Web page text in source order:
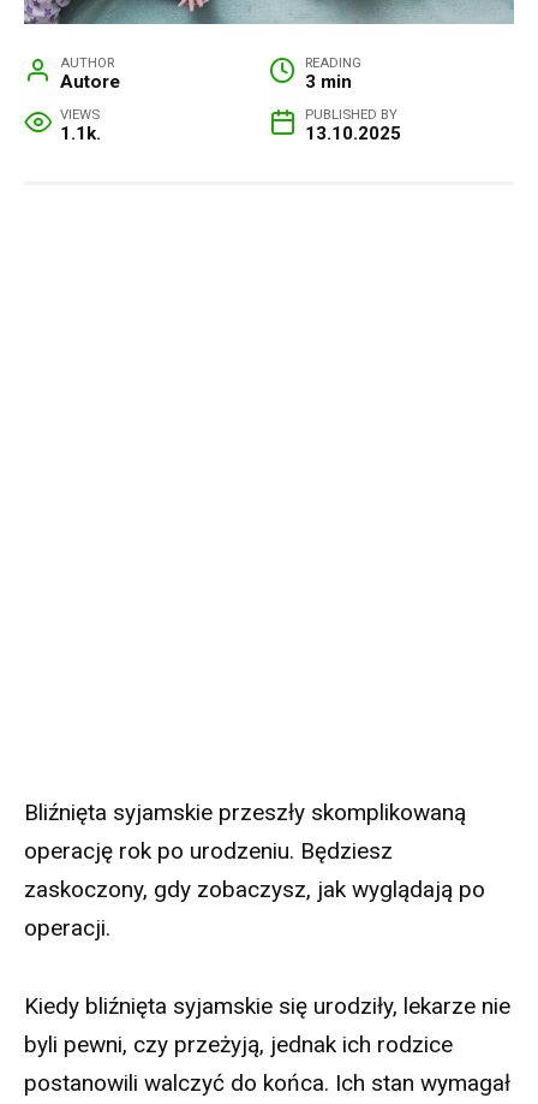
AUTHOR
Autore
READING
3 min
VIEWS
1.1k.
PUBLISHED BY
13.10.2025
Bliźnięta syjamskie przeszły skomplikowaną
operację rok po urodzeniu. Będziesz
zaskoczony, gdy zobaczysz, jak wyglądają po
operacji.
Kiedy bliźnięta syjamskie się urodziły, lekarze nie
byli pewni, czy przeżyją, jednak ich rodzice
postanowili walczyć do końca. Ich stan wymagał